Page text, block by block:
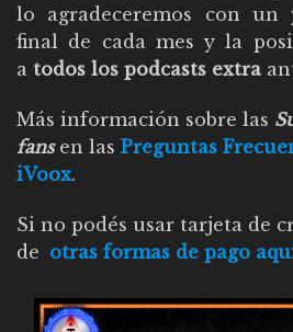
lo agradeceremos con un
final de cada mes y la
a todos los podcasts extra
Más información sobre las
fansen las Preguntas
iVoox.
Si no podés usar tarjeta de
de otras formas de pago